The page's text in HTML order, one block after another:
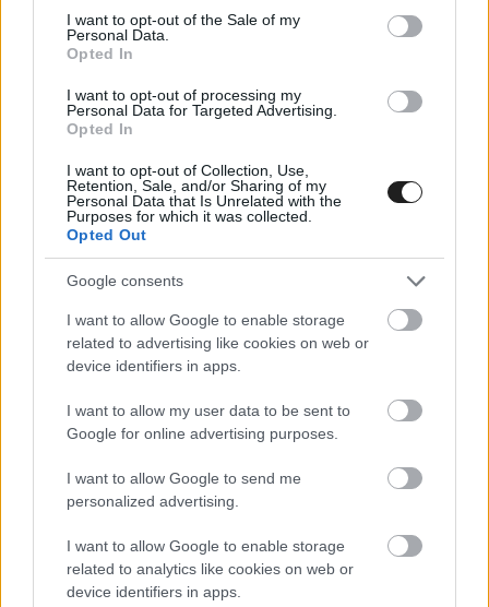
consent section.
I want to opt-out of the Sale of my
Personal Data.
Opted In
I want to opt-out of processing my
Personal Data for Targeted Advertising.
Opted In
I want to opt-out of Collection, Use,
Retention, Sale, and/or Sharing of my
Personal Data that Is Unrelated with the
Purposes for which it was collected.
Opted Out
Google consents
I want to allow Google to enable storage
related to advertising like cookies on web or
device identifiers in apps.
I want to allow my user data to be sent to
Google for online advertising purposes.
I want to allow Google to send me
personalized advertising.
I want to allow Google to enable storage
related to analytics like cookies on web or
device identifiers in apps.
Csütörtökön tudtam meg, múlt hét csütörtökön,
aznap, és anyukám átküldött egy cikket. Két
futam között ránéztem a telefonomra, és csak
annyit mondtam: »Ó, basszus«” – idézi
Hülkenberget aMotorsport.com.
Ugyanakkor azt a német pilóta is érzékelte, hogy
lépni kell, azaz Bortoletóhoz hasonlóan annyira
azért ő sem lepődhetett meg. És miközben a
brazil személyes okokat emlegetett, csapattársa
nyíltan kimondta, hogy belső problémák ütötték
egyik kulcsvezetőjével, akkor lépni kell, és
ismerem a pontos részleteket, még nem
beszéltünk [Wheatley-vel] mélyebben, de ha